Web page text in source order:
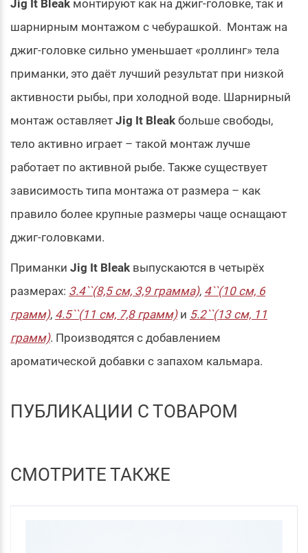
Jig It Bleak монтируют как на джиг-головке, так и
шарнирным монтажом с чебурашкой. Монтаж на
джиг-головке сильно уменьшает «роллинг» тела
приманки, это даёт лучший результат при низкой
активности рыбы, при холодной воде. Шарнирный
монтаж оставляет Jig It Bleak больше свободы,
тело активно играет – такой монтаж лучше
работает по активной рыбе. Также существует
зависимость типа монтажа от размера – как
правило более крупные размеры чаще оснащают
джиг-головками.
Приманки Jig It Bleak выпускаются в четырёх
размерах: 3.4``(8,5 см, 3,9 грамма), 4``(10 см, 6
грамм), 4.5``(11 см, 7,8 грамм)и 5.2``(13 см, 11
грамм). Производятся с добавлением
ароматической добавки с запахом кальмара.
ПУБЛИКАЦИИ С ТОВАРОМ
СМОТРИТЕ ТАКЖЕ